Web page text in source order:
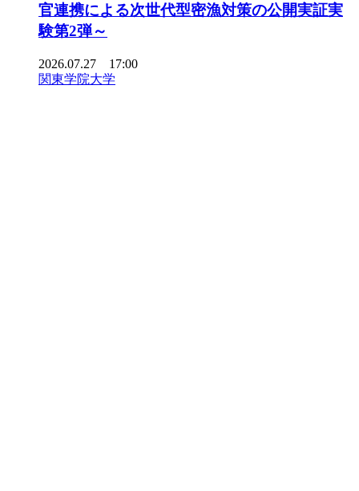
官連携による次世代型密漁対策の公開実証実
験第2弾～
2026.07.27 17:00
関東学院大学